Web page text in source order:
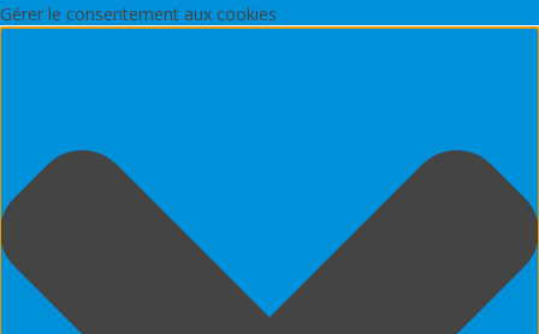
Gérer le consentement aux cookies